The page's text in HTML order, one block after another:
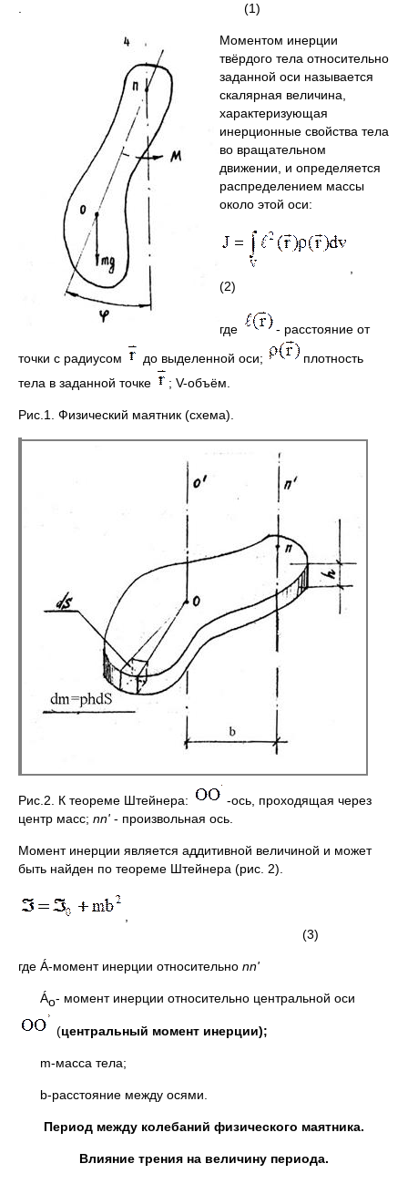
. (1)
Моментом инерции
твёрдого тела относительно
заданной оси называется
скалярная величина,
характеризующая
инерционные свойства тела
во вращательном
движении, и определяется
распределением массы
около этой оси:
(2)
где
- расстояние от
точки с радиусом
до выделенной оси;
плотность
тела в заданной точке
; V-объём.
Рис.1. Физический маятник (схема).
Рис.2. К теореме Штейнера:
-ось, проходящая через
центр масс; nn' - произвольная ось.
Момент инерции является аддитивной величиной и может
быть найден по теореме Штейнера (рис. 2).
(3)
где Á-момент инерции относительно nn'
Áо- момент инерции относительно центральной оси
(центральный момент инерции);
m-масса тела;
b-расстояние между осями.
Период между колебаний физического маятника.
Влияние трения на величину периода.